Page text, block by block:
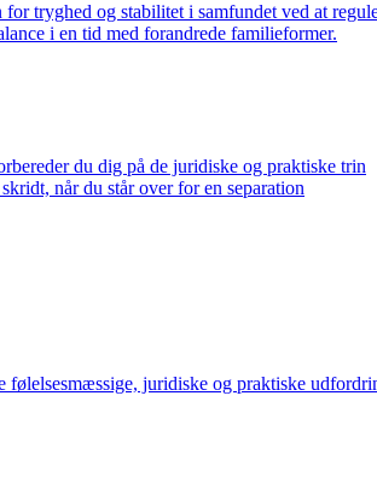
for tryghed og stabilitet i samfundet ved at
i en tid med forandrede familieformer.
du dig på de juridiske og praktiske trin
når du står over for en separation
følelsesmæssige, juridiske og praktiske